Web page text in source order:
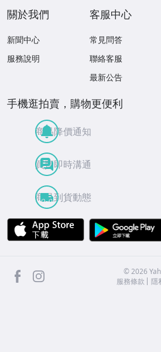
關於我們
新聞中心
服務說明
客服中心
常見問答
聯絡客服
最新公告
手機逛拍賣，購物更便利
商品降價通知
買賣即時溝通
商品到貨動態
APP Store
facebook ©2026
服務條款
隱